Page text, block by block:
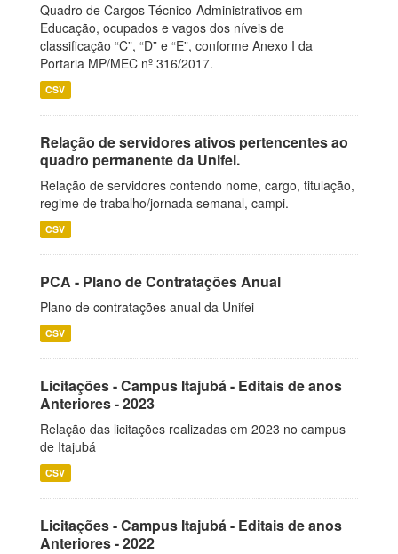
Quadro de Cargos Técnico-Administrativos em
Educação, ocupados e vagos dos níveis de
classificação “C”, “D” e “E”, conforme Anexo I da
Portaria MP/MEC nº 316/2017.
CSV
Relação de servidores ativos pertencentes ao
quadro permanente da Unifei.
Relação de servidores contendo nome, cargo, titulação,
regime de trabalho/jornada semanal, campi.
CSV
PCA - Plano de Contratações Anual
Plano de contratações anual da Unifei
CSV
Licitações - Campus Itajubá - Editais de anos
Anteriores - 2023
Relação das licitações realizadas em 2023 no campus
de Itajubá
CSV
Licitações - Campus Itajubá - Editais de anos
Anteriores - 2022